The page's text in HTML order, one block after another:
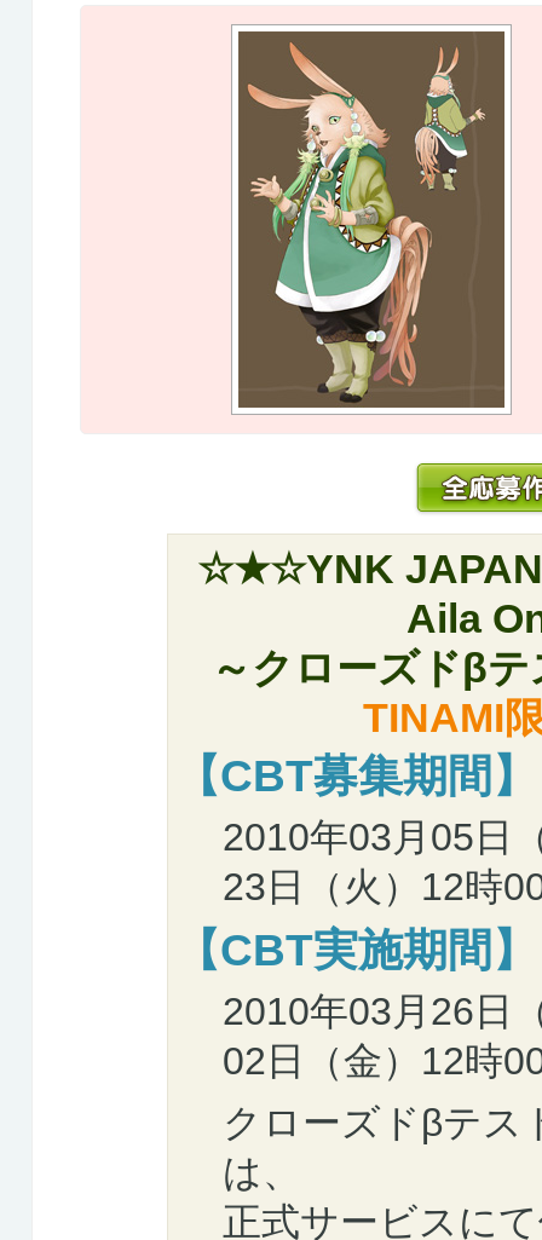
☆★☆YNK JAPAN
Aila
～クローズドβ
TINAMI
【CBT募集期間】
2010年03月05日
23日（火）12時
【CBT実施期間】
2010年03月26日
02日（金）12時
クローズドβテス
は、
正式サービスに